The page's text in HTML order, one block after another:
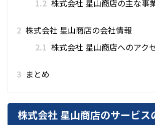
1.2 株式会社 星山商店の主な事
2 株式会社 星山商店の会社情報
2.1 株式会社 星山商店へのアク
3 まとめ
株式会社 星山商店のサービス